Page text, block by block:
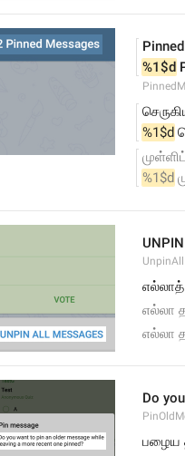
%1$d
%1$d
%1$d
எல்லா
எல்லா
Do
பழைய